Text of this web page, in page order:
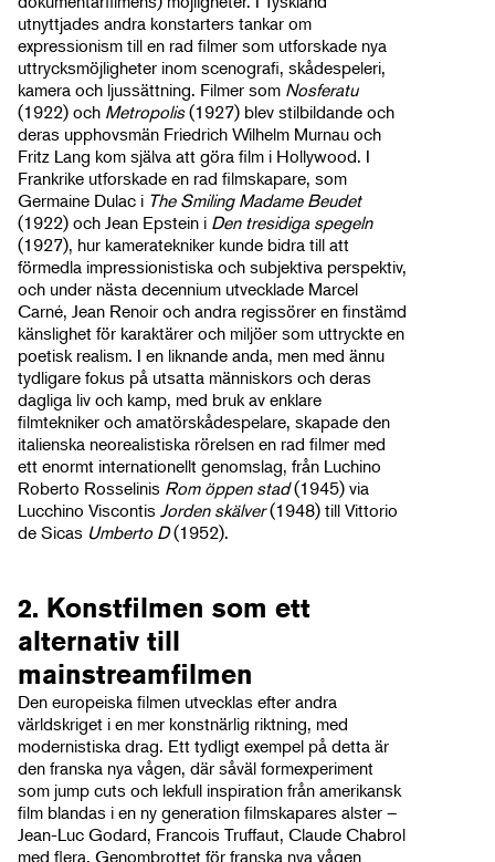
utnyttjades andra konstarters tankar om
expressionism till en rad filmer som utforskade nya
uttrycksmöjligheter inom scenografi, skådespeleri,
kamera och ljussättning. Filmer som Nosferatu
(1922) och Metropolis(1927) blev stilbildande och
deras upphovsmän Friedrich Wilhelm Murnau och
Fritz Lang kom själva att göra film i Hollywood. I
Frankrike utforskade en rad filmskapare, som
Germaine Dulac i The Smiling Madame Beudet
(1922) och Jean Epstein i Den tresidiga spegeln
(1927), hur kameratekniker kunde bidra till att
förmedla impressionistiska och subjektiva perspektiv,
och under nästa decennium utvecklade Marcel
Carné, Jean Renoir och andra regissörer en finstämd
känslighet för karaktärer och miljöer som uttryckte en
poetisk realism. I en liknande anda, men med ännu
tydligare fokus på utsatta människors och deras
dagliga liv och kamp, med bruk av enklare
filmtekniker och amatörskådespelare, skapade den
italienska neorealistiska rörelsen en rad filmer med
ett enormt internationellt genomslag, från Luchino
Roberto Rosselinis Rom öppen stad(1945) via
Lucchino Viscontis Jorden skälver(1948) till Vittorio
de Sicas Umberto D(1952).
2. Konstfilmen som ett
alternativ till
mainstreamfilmen
Den europeiska filmen utvecklas efter andra
världskriget i en mer konstnärlig riktning, med
modernistiska drag. Ett tydligt exempel på detta är
den franska nya vågen, där såväl formexperiment
som jump cuts och lekfull inspiration från amerikansk
film blandas i en ny generation filmskapares alster –
Jean-Luc Godard, Francois Truffaut, Claude Chabrol
med flera. Genombrottet för franska nya vågen